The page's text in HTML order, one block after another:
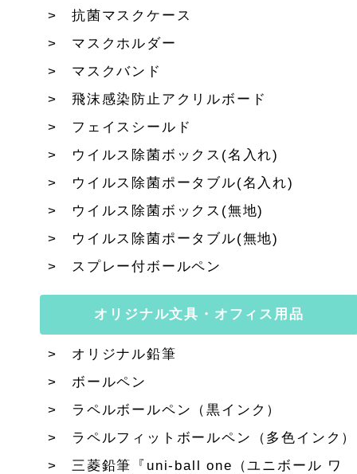
抗菌マスクケース
マスクホルダー
マスクバンド
飛沫感染防止アクリルボード
フェイスシールド
ウイルス除菌ボックス(名入れ)
ウイルス除菌ポータブル(名入れ)
ウイルス除菌ボックス(無地)
ウイルス除菌ポータブル(無地)
スプレー付ボールペン
オリジナル文具・オフィス用品
オリジナル鉛筆
ボールペン
ラペルボールペン（黒インク）
ラペルフィットボールペン（多色インク）
三菱鉛筆『uni-ball one（ユニボール ワ